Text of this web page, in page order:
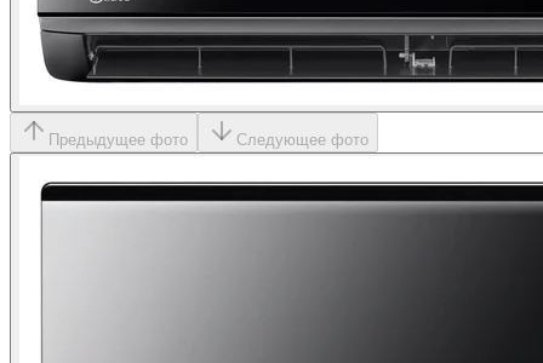
Предыдущее фото Следующее фото